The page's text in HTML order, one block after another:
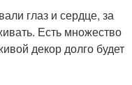
глаз и сердце, за
Есть множество
декор долго будет